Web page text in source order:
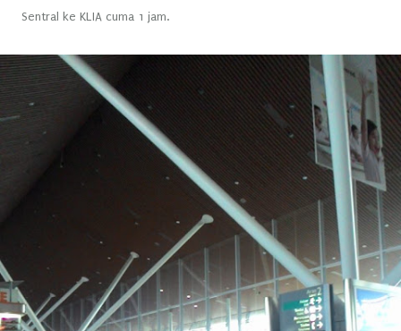
Sentral ke KLIA cuma 1 jam.